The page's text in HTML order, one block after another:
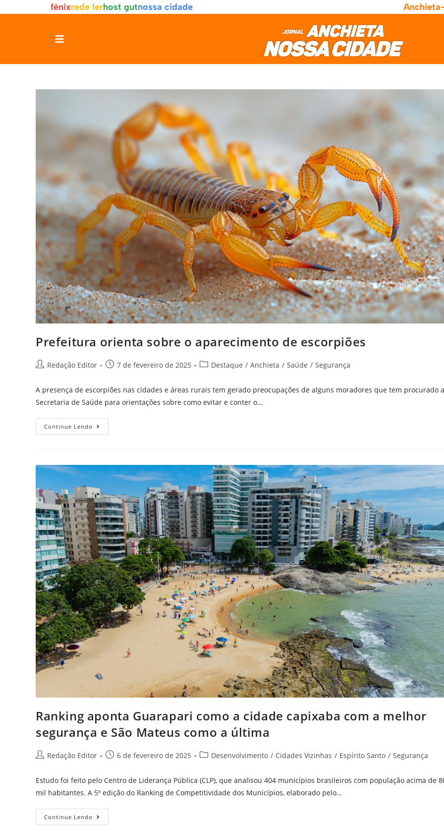
fênixrede lerhost gutnossa cidade
Prefeitura orienta sobre o aparecimento de escorpiões
Redação Editor 7 de fevereiro de 2025 Destaque / Anchieta / Saúde / Segurança
A presença de escorpiões nas cidades e áreas rurais tem gerado preocupações de alguns moradores que tem procurado a
Secretaria de Saúde para orientações sobre como evitar e conter o…
Continue Lendo
Ranking aponta Guarapari como a cidade capixaba com a melhor
segurança e São Mateus como a última
Redação Editor 6 de fevereiro de 2025 Desenvolvimento / Cidades Vizinhas / Espírito Santo / Segurança
Estudo foi feito pelo Centro de Liderança Pública (CLP), que analisou 404 municípios brasileiros com população acima de
mil habitantes. A 5ª edição do Ranking de Competitividade dos Municípios, elaborado pelo…
Continue Lendo